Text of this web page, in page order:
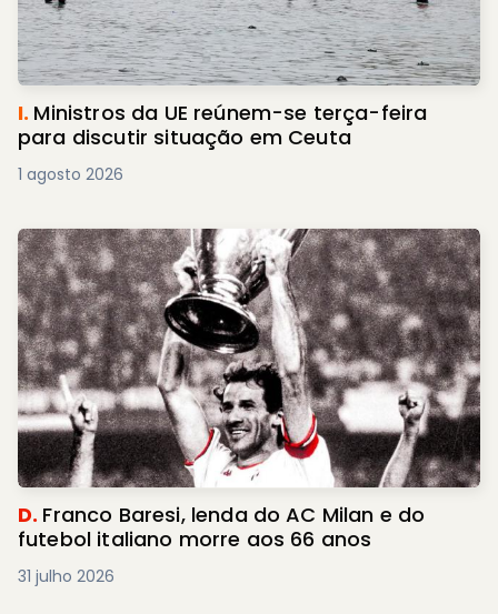
I. Ministros da UE reúnem-se terça-feira
para discutir situação em Ceuta
1 agosto 2026
D. Franco Baresi, lenda do AC Milan e do
futebol italiano morre aos 66 anos
31 julho 2026